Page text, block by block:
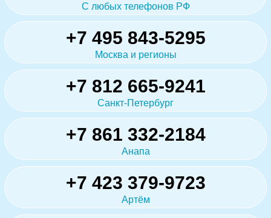
С любых телефонов РФ
+7 495 843-5295
Москва и регионы
+7 812 665-9241
Санкт-Петербург
+7 861 332-2184
Анапа
+7 423 379-9723
Артём